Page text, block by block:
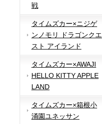
戦
タイムズカー×ニジゲ
ンノモリ ドラゴンクエ
スト アイランド
タイムズカー×AWAJI
HELLO KITTY APPLE
LAND
タイムズカー×箱根小
涌園ユネッサン